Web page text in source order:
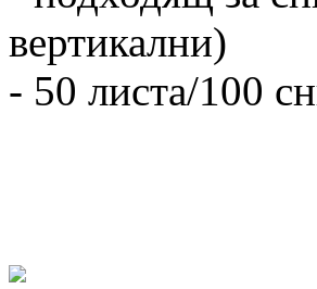
вертикални)
- 50 листа/100